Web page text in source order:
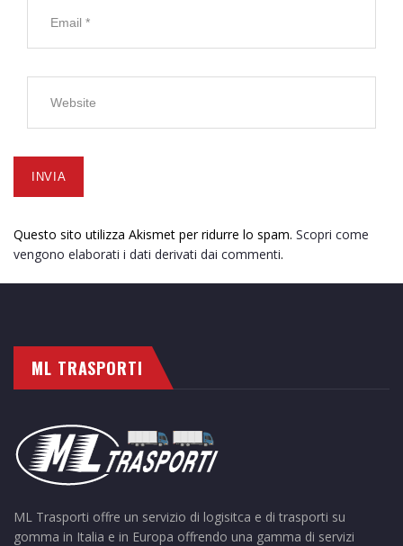
Questo sito utilizza Akismet per ridurre lo spam. Scopri come
vengono elaborati i dati derivati dai commenti.
ML TRASPORTI
ML Trasporti offre un servizio di logisitca e di trasporti su
gomma in Italia e in Europa offrendo una gamma di servizi